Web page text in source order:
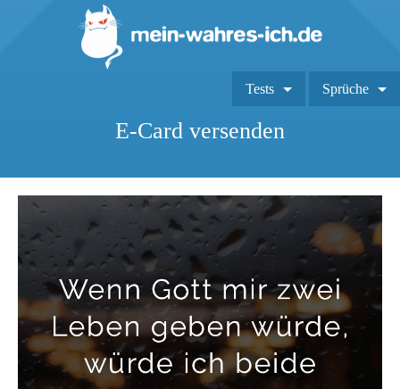
Tests Sprüche
E-Card versenden